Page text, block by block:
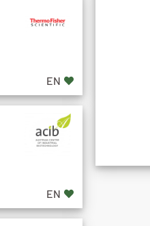
EN
EN